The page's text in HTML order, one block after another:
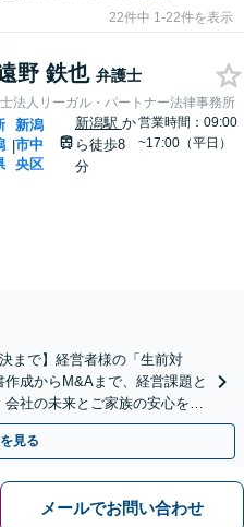
22件中 1-22件を表示
野 鉄也 弁護士
法人リーガル・パートナー法律事務所
|
新潟
市中
央区
新潟駅 か
ら徒歩8
分
営業時間：09:00
~17:00（平日）
まで】経営者様の「生前対
成からM&Aまで、経営課題と
社の未来とご家族の安心を守
社以上の実績】
見る
メールでお問い合わせ